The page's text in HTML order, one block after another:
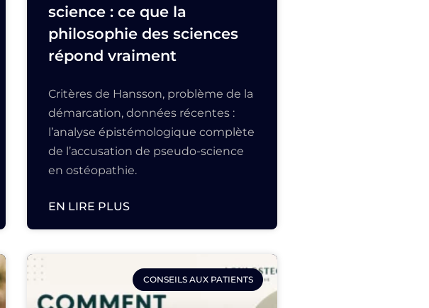
science : ce que la
philosophie des sciences
répond vraiment
Critères de Hansson, problème de la
démarcation, données récentes :
l’analyse épistémologique complète
de l’accusation de pseudo-science
en ostéopathie.
EN LIRE PLUS
CONSEILS AUX PATIENTS